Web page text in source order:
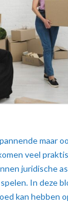
maar
veel
juridische
In deze
kan hebben